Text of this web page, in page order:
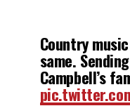
Country
same.
Campbell’s